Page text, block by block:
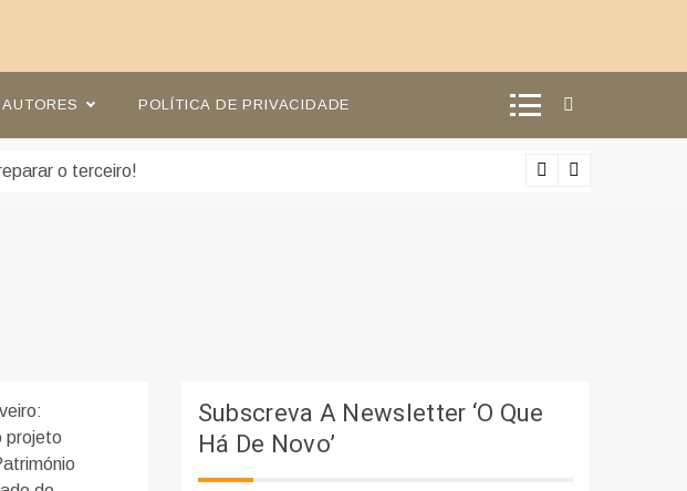
AUTORES POLÍTICA DE PRIVACIDADE
o terceiro!
Subscreva A Newsletter ‘O Que
Há De Novo’